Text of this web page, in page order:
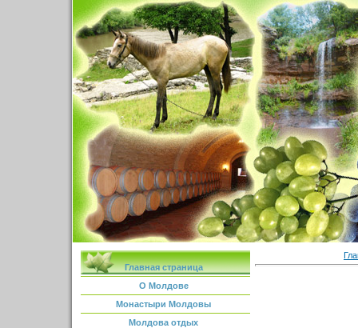
Главная страница
О Молдове
Монастыри Молдовы
Молдова отдых